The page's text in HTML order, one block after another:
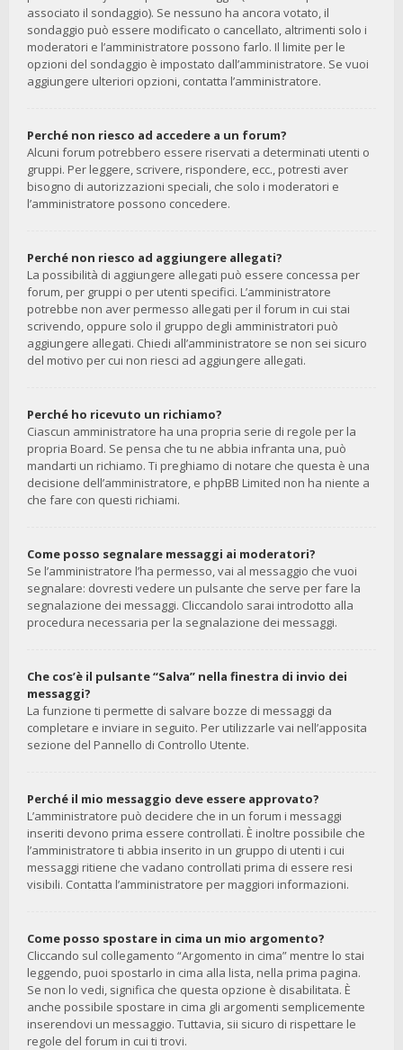
associato il sondaggio). Se nessuno ha ancora votato, il
sondaggio può essere modificato o cancellato, altrimenti solo i
moderatori e l’amministratore possono farlo. Il limite per le
opzioni del sondaggio è impostato dall’amministratore. Se vuoi
aggiungere ulteriori opzioni, contatta l’amministratore.
Perché non riesco ad accedere a un forum?
Alcuni forum potrebbero essere riservati a determinati utenti o
gruppi. Per leggere, scrivere, rispondere, ecc., potresti aver
bisogno di autorizzazioni speciali, che solo i moderatori e
l’amministratore possono concedere.
Perché non riesco ad aggiungere allegati?
La possibilità di aggiungere allegati può essere concessa per
forum, per gruppi o per utenti specifici. L’amministratore
potrebbe non aver permesso allegati per il forum in cui stai
scrivendo, oppure solo il gruppo degli amministratori può
aggiungere allegati. Chiedi all’amministratore se non sei sicuro
del motivo per cui non riesci ad aggiungere allegati.
Perché ho ricevuto un richiamo?
Ciascun amministratore ha una propria serie di regole per la
propria Board. Se pensa che tu ne abbia infranta una, può
mandarti un richiamo. Ti preghiamo di notare che questa è una
decisione dell’amministratore, e phpBB Limited non ha niente a
che fare con questi richiami.
Come posso segnalare messaggi ai moderatori?
Se l’amministratore l’ha permesso, vai al messaggio che vuoi
segnalare: dovresti vedere un pulsante che serve per fare la
segnalazione dei messaggi. Cliccandolo sarai introdotto alla
procedura necessaria per la segnalazione dei messaggi.
Che cos’è il pulsante “Salva” nella finestra di invio dei
messaggi?
La funzione ti permette di salvare bozze di messaggi da
completare e inviare in seguito. Per utilizzarle vai nell’apposita
sezione del Pannello di Controllo Utente.
Perché il mio messaggio deve essere approvato?
L’amministratore può decidere che in un forum i messaggi
inseriti devono prima essere controllati. È inoltre possibile che
l’amministratore ti abbia inserito in un gruppo di utenti i cui
messaggi ritiene che vadano controllati prima di essere resi
visibili. Contatta l’amministratore per maggiori informazioni.
Come posso spostare in cima un mio argomento?
Cliccando sul collegamento “Argomento in cima” mentre lo stai
leggendo, puoi spostarlo in cima alla lista, nella prima pagina.
Se non lo vedi, significa che questa opzione è disabilitata. È
anche possibile spostare in cima gli argomenti semplicemente
inserendovi un messaggio. Tuttavia, sii sicuro di rispettare le
regole del forum in cui ti trovi.